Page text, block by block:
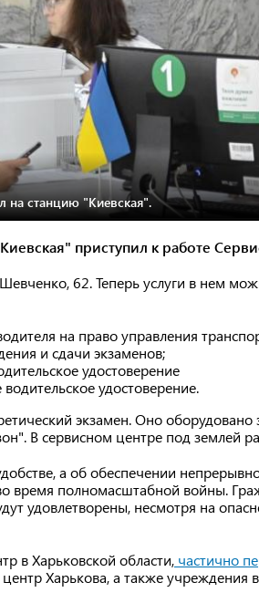
на станцию "Киевская".
приступил к работе
62. Теперь услуги в нем
на право управления
и сдачи экзаменов;
удостоверение
удостоверение.
экзамен. Оно
В сервисном центре под землей
а об обеспечении
время полномасштабной войны.
удовлетворены, несмотря на
в Харьковской области, частично
Харькова, а также учреждения